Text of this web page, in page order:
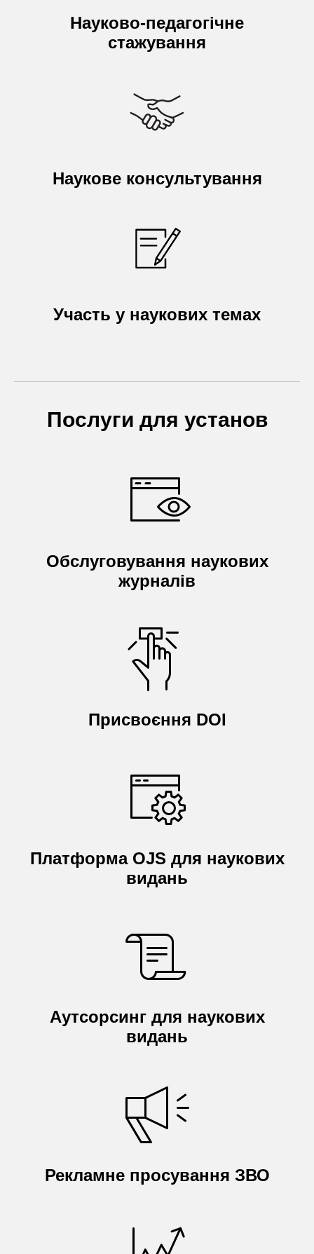
Науково-педагогічне
стажування
Наукове консультування
Участь у наукових темах
Послуги для установ
Обслуговування наукових
журналів
Присвоєння DOI
Платформа OJS для наукових
видань
Аутсорсинг для наукових
видань
Рекламне просування ЗВО